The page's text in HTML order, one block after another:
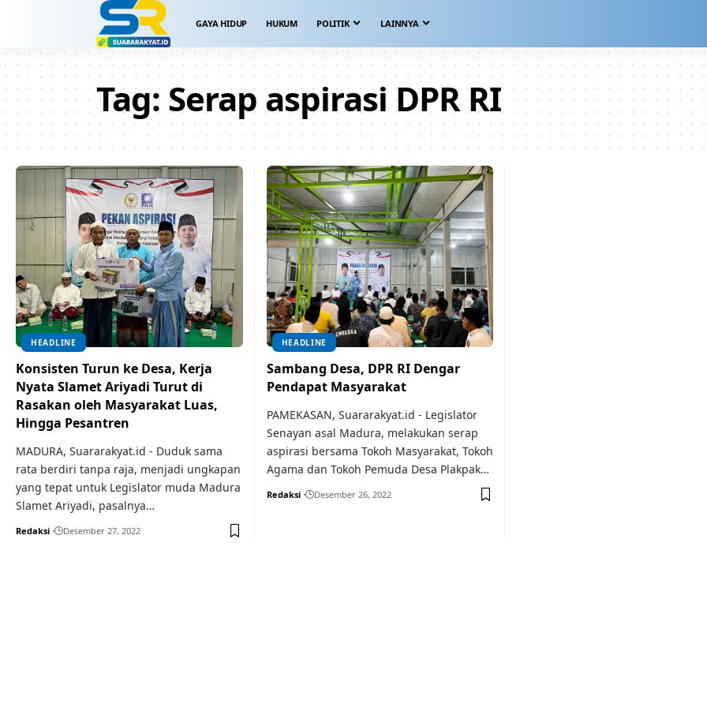
GAYA HIDUP HUKUM POLITIK LAINNYA
Tag: Serap aspirasi DPR RI
HEADLINE
Konsisten Turun ke Desa, Kerja
Nyata Slamet Ariyadi Turut di
Rasakan oleh Masyarakat Luas,
Hingga Pesantren
MADURA, Suararakyat.id - Duduk sama
rata berdiri tanpa raja, menjadi ungkapan
yang tepat untuk Legislator muda Madura
Slamet Ariyadi, pasalnya…
Redaksi Desember 27, 2022
HEADLINE
Sambang Desa, DPR RI Dengar
Pendapat Masyarakat
PAMEKASAN, Suararakyat.id - Legislator
Senayan asal Madura, melakukan serap
aspirasi bersama Tokoh Masyarakat, Tokoh
Agama dan Tokoh Pemuda Desa Plakpak…
Redaksi Desember 26, 2022